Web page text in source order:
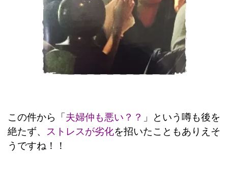
この件から「 夫婦仲も悪い？？ 」という 噂も後を
絶たず、 ストレスが劣化を招いたこともありえそ
うですね！！